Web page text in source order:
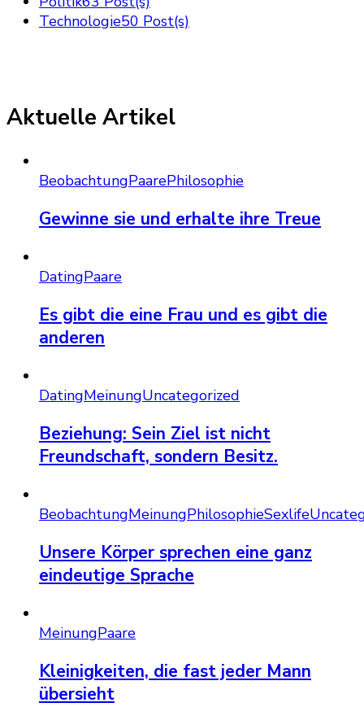
Technologie50 Post(s)
Aktuelle Artikel
BeobachtungPaarePhilosophie
Gewinne sie und erhalte ihre Treue
DatingPaare
Es gibt die eine Frau und es gibt die
anderen
DatingMeinungUncategorized
Beziehung: Sein Ziel ist nicht
Freundschaft, sondern Besitz.
BeobachtungMeinungPhilosophieSexlife
Unsere Körper sprechen eine ganz
eindeutige Sprache
MeinungPaare
Kleinigkeiten, die fast jeder Mann
übersieht